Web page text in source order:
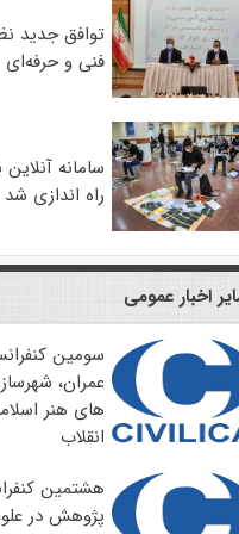
توافق جدید
فنی و حرفه‌ای
سامانه
راه اندازی شد
اخبار عمومی
سومین
عمران،
های هنر
انقلاب
هشتمین
پژوهش در